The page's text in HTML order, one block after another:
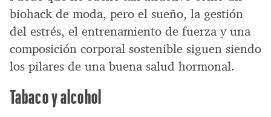
biohack de moda, pero el sueño, la gestión
del estrés, el entrenamiento de fuerza y una
composición corporal sostenible siguen siendo
los pilares de una buena salud hormonal.
Tabaco y alcohol